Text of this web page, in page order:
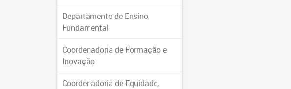
Departamento de Ensino
Fundamental
Coordenadoria de Formação e
Inovação
Coordenadoria de Equidade,